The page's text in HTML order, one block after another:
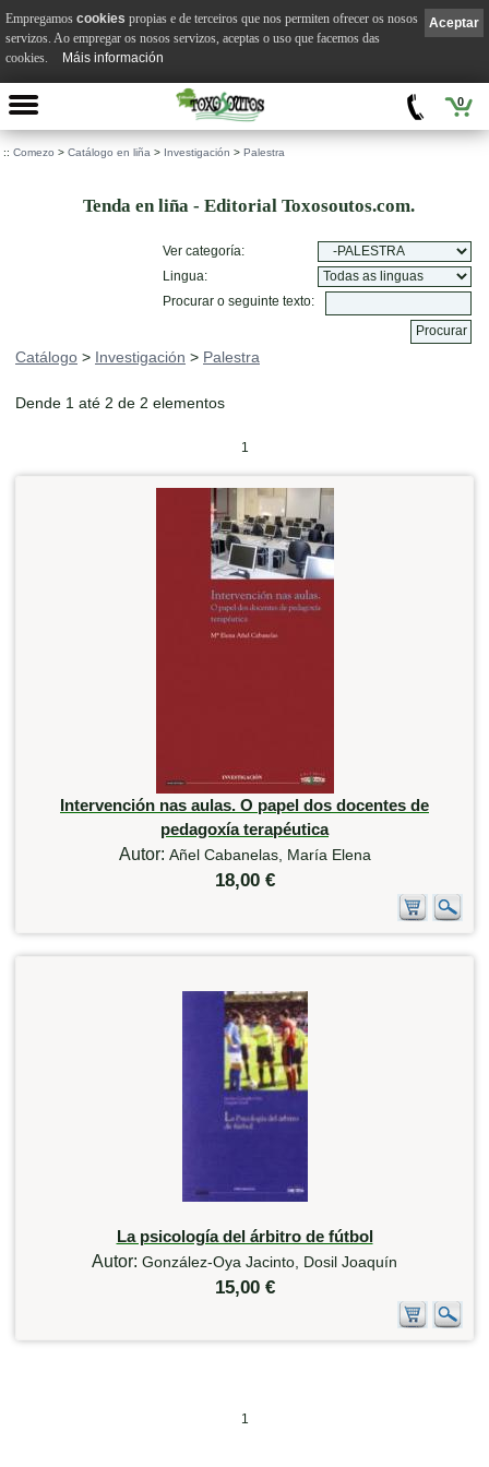
0
:: Comezo > Catálogo en liña > Investigación > Palestra
Tenda en liña - Editorial Toxosoutos.com.
Ver categoría:
Lingua:
Procurar o seguinte texto:
Catálogo > Investigación > Palestra
Dende 1 até 2 de 2 elementos
1
Intervención nas aulas. O papel dos docentes de
pedagoxía terapéutica
Autor: Añel Cabanelas, María Elena
18,00 €
La psicología del árbitro de fútbol
Autor: González-Oya Jacinto, Dosil Joaquín
15,00 €
1
Aceptar
Empregamos cookies propias e de terceiros que nos permiten ofrecer os nosos
servizos. Ao empregar os nosos servizos, aceptas o uso que facemos das
cookies.
Máis información